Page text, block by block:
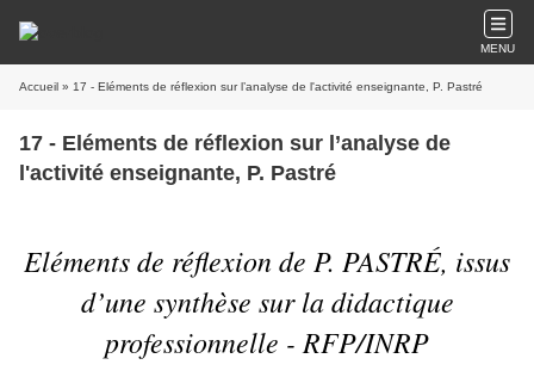
MENU
Accueil » 17 - Eléments de réflexion sur l’analyse de l'activité enseignante, P. Pastré
17 - Eléments de réflexion sur l’analyse de
l'activité enseignante, P. Pastré
Eléments de réflexion de P. PASTRÉ, issus
d’une synthèse sur la didactique
professionnelle - RFP/INRP